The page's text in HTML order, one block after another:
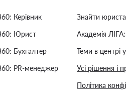
Керівник
Юрист
Бухгалтер
PR-менеджер
Знайти
Академія
Теми в центрі
Усі рішення і
Політика